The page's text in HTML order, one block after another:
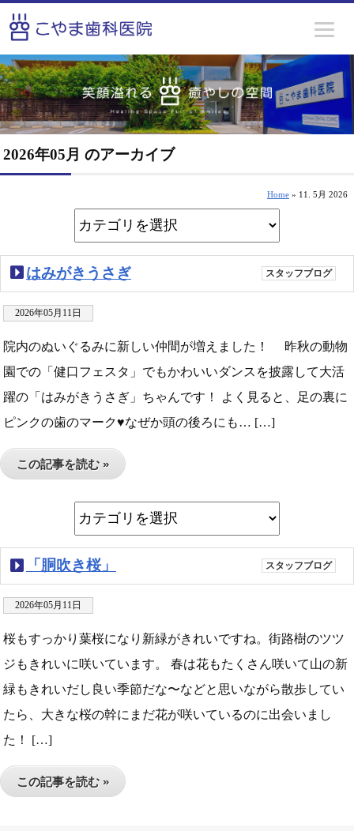
2026年05月 のアーカイブ
Home » 11. 5月 2026
はみがきうさぎ スタッフブログ
2026年05月11日
院内のぬいぐるみに新しい仲間が増えました！ 昨秋の動物
園での「健口フェスタ」でもかわいいダンスを披露して大活
躍の「はみがきうさぎ」ちゃんです！ よく見ると、足の裏に
ピンクの歯のマーク♥なぜか頭の後ろにも… […]
この記事を読む »
「胴吹き桜」 スタッフブログ
2026年05月11日
桜もすっかり葉桜になり新緑がきれいですね。街路樹のツツ
ジもきれいに咲いています。 春は花もたくさん咲いて山の新
緑もきれいだし良い季節だな〜などと思いながら散歩してい
たら、大きな桜の幹にまだ花が咲いているのに出会いまし
た！ […]
この記事を読む »